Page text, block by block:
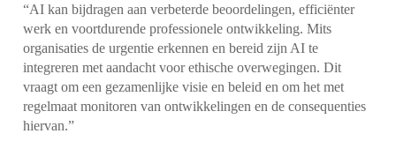
“AI kan bijdragen aan verbeterde beoordelingen, efficiënter
werk en voortdurende professionele ontwikkeling. Mits
organisaties de urgentie erkennen en bereid zijn AI te
integreren met aandacht voor ethische overwegingen. Dit
vraagt om een gezamenlijke visie en beleid en om het met
regelmaat monitoren van ontwikkelingen en de consequenties
hiervan.”